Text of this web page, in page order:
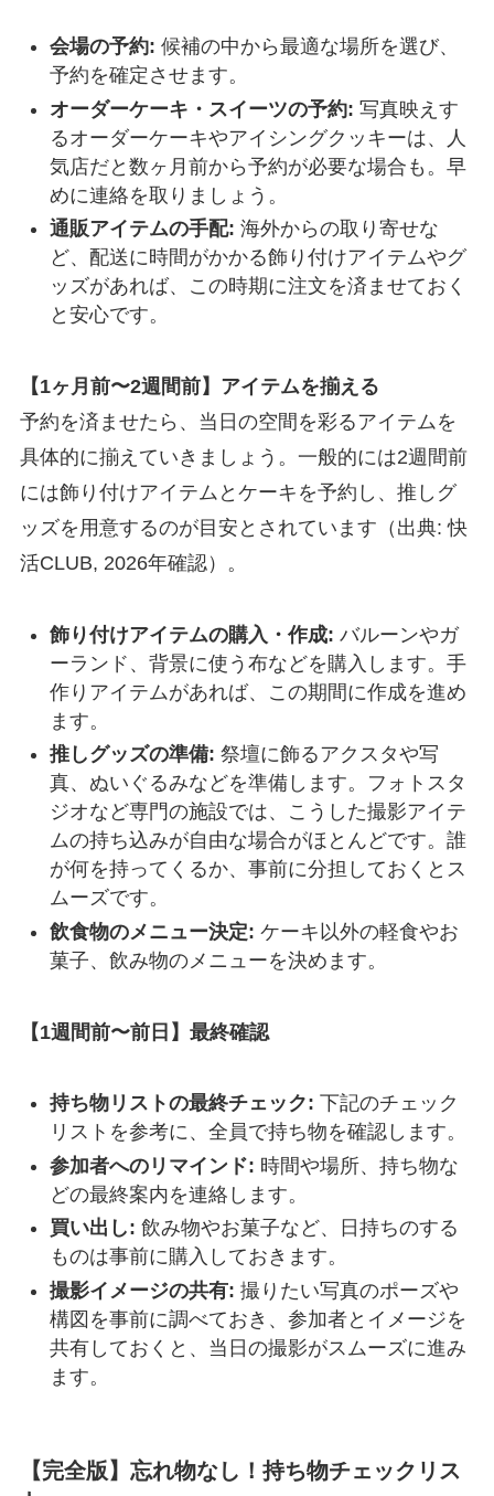
会場の予約: 候補の中から最適な場所を選び、
予約を確定させます。
オーダーケーキ・スイーツの予約: 写真映えす
るオーダーケーキやアイシングクッキーは、人
気店だと数ヶ月前から予約が必要な場合も。早
めに連絡を取りましょう。
通販アイテムの手配: 海外からの取り寄せな
ど、配送に時間がかかる飾り付けアイテムやグ
ッズがあれば、この時期に注文を済ませておく
と安心です。
【1ヶ月前〜2週間前】アイテムを揃える
予約を済ませたら、当日の空間を彩るアイテムを
具体的に揃えていきましょう。一般的には2週間前
には飾り付けアイテムとケーキを予約し、推しグ
ッズを用意するのが目安とされています（出典: 快
活CLUB, 2026年確認）。
飾り付けアイテムの購入・作成: バルーンやガ
ーランド、背景に使う布などを購入します。手
作りアイテムがあれば、この期間に作成を進め
ます。
推しグッズの準備: 祭壇に飾るアクスタや写
真、ぬいぐるみなどを準備します。フォトスタ
ジオなど専門の施設では、こうした撮影アイテ
ムの持ち込みが自由な場合がほとんどです。誰
が何を持ってくるか、事前に分担しておくとス
ムーズです。
飲食物のメニュー決定: ケーキ以外の軽食やお
菓子、飲み物のメニューを決めます。
【1週間前〜前日】最終確認
持ち物リストの最終チェック: 下記のチェック
リストを参考に、全員で持ち物を確認します。
参加者へのリマインド: 時間や場所、持ち物な
どの最終案内を連絡します。
買い出し: 飲み物やお菓子など、日持ちのする
ものは事前に購入しておきます。
撮影イメージの共有: 撮りたい写真のポーズや
構図を事前に調べておき、参加者とイメージを
共有しておくと、当日の撮影がスムーズに進み
ます。
【完全版】忘れ物なし！持ち物チェックリス